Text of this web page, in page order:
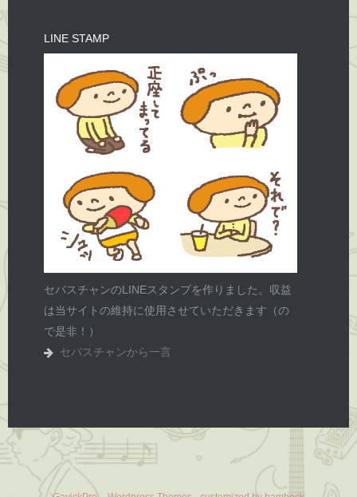
LINE STAMP
セバスチャンのLINEスタンプを作りました。収益
は当サイトの維持に使用させていただきます（の
で是非！）
セバスチャンから一言